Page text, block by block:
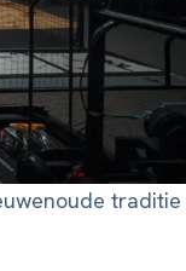
traditie